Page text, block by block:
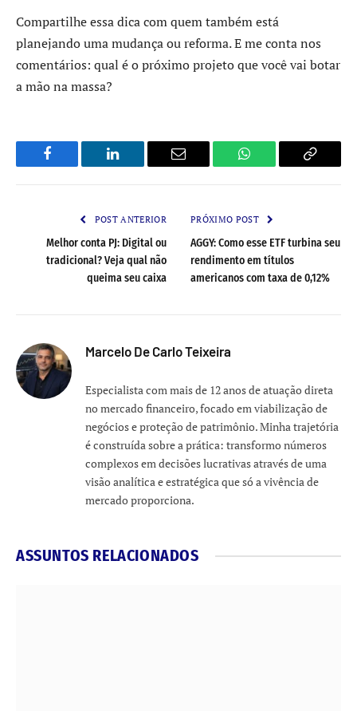
Compartilhe essa dica com quem também está
planejando uma mudança ou reforma. E me conta nos
comentários: qual é o próximo projeto que você vai botar
a mão na massa?
Facebook LinkedIn Email WhatsApp Copy
POST ANTERIOR
Melhor conta PJ: Digital ou
tradicional? Veja qual não
queima seu caixa
PRÓXIMO POST
AGGY: Como esse ETF turbina seu
rendimento em títulos
americanos com taxa de 0,12%
Marcelo De Carlo Teixeira
Especialista com mais de 12 anos de atuação direta
no mercado financeiro, focado em viabilização de
negócios e proteção de patrimônio. Minha trajetória
é construída sobre a prática: transformo números
complexos em decisões lucrativas através de uma
visão analítica e estratégica que só a vivência de
mercado proporciona.
ASSUNTOS RELACIONADOS